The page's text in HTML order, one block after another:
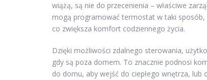
wiążą, są nie do przecenienia – właściwe
mogą programować termostat w taki sposób,
co zwiększa komfort codziennego życia.
Dzięki możliwości zdalnego sterowania,
gdy są poza domem. To znacznie podnosi
do domu, aby wejść do ciepłego wnętrza, lub